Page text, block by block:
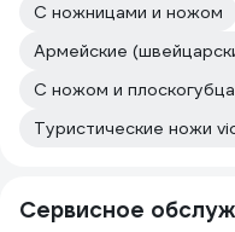
С ножницами и ножом
Армейские
С ножом и
Туристические ножи
Сервисное